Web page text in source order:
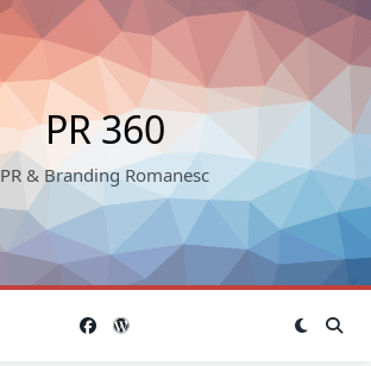
PR 360
PR & Branding Romanesc